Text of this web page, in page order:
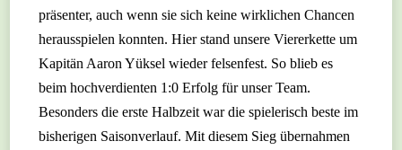
präsenter, auch wenn sie sich keine wirklichen Chancen
herausspielen konnten. Hier stand unsere Viererkette um
Kapitän Aaron Yüksel wieder felsenfest. So blieb es
beim hochverdienten 1:0 Erfolg für unser Team.
Besonders die erste Halbzeit war die spielerisch beste im
bisherigen Saisonverlauf. Mit diesem Sieg übernahmen